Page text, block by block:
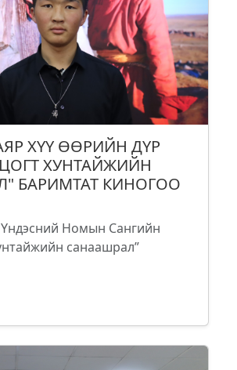
ХҮҮ ӨӨРИЙН ДҮР
ХУНТАЙЖИЙН
БАРИМТАТ КИНОГОО
Номын Сангийн
санаашрал”